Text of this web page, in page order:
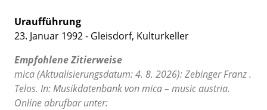
Uraufführung
23. Januar 1992 - Gleisdorf, Kulturkeller
Empfohlene Zitierweise
mica (Aktualisierungsdatum: 4. 8. 2026): Zebinger Franz .
Telos. In: Musikdatenbank von mica – music austria.
Online abrufbar unter: